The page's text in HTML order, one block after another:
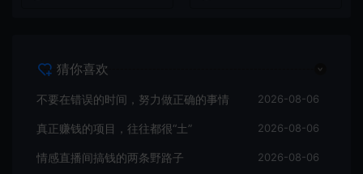
猜你喜欢
不要在错误的时间，努力做正确的事情 2026-08-06
真正赚钱的项目，往往都很“土” 2026-08-06
情感直播间搞钱的两条野路子 2026-08-06